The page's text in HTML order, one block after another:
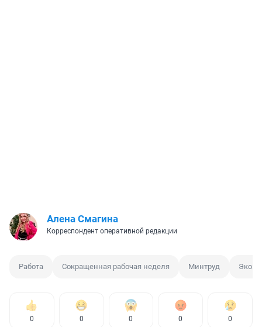
Алена Смагина
Корреспондент оперативной редакции
Работа Сокращенная рабочая неделя Минтруд
0 0 0 0 0